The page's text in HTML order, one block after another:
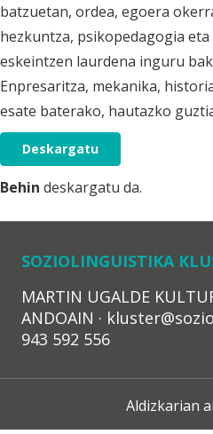
batzuetan, ordea, egoera
hezkuntza, psikopedagogia
eskeintzen laurdena inguru
Enpresaritza, mekanika,
esate baterako, hautazko
Deskargatu
Behin deskargatu da.
SOZIOLINGUISTIKA
MARTIN UGALDE
ANDOAIN ·
943 592 556
Aldizkarian